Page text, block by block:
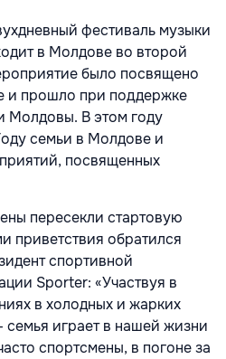
фестиваль музыки
в Молдове во второй
было посвящено
и прошло при поддержке
Молдовы. В этом году
семьи в Молдове и
посвященных
пересекли стартовую
приветствия обратился
спортивной
Sporter: «Участвуя в
в холодных и жарких
семья играет в нашей жизни
спортсмены, в погоне за